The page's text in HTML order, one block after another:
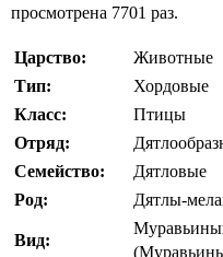
просмотрена 7701 раз.
Царство:
Животные
Тип:
Хордовые
Класс:
Птицы
Отряд:
Семейство:
Дятловые
Род:
Дятлы-
Вид: